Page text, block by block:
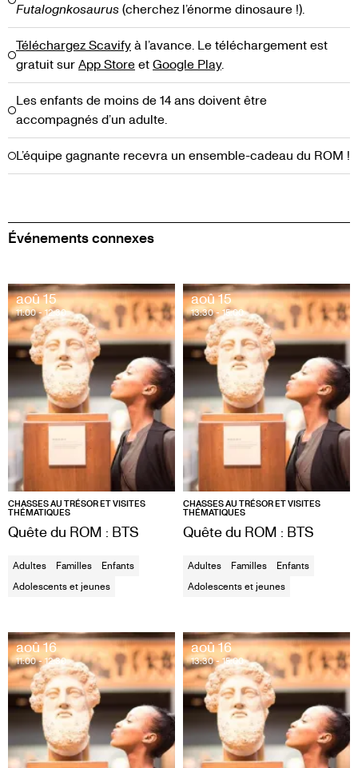
Futalognkosaurus (cherchez l’énorme dinosaure !).
Téléchargez Scavify à l’avance. Le téléchargement est
gratuit sur App Store et Google Play.
Les enfants de moins de 14 ans doivent être
accompagnés d’un adulte.
L’équipe gagnante recevra un ensemble-cadeau du ROM !
Événements connexes
aoû 15
11:00 - 12:30
CHASSES AU TRÉSOR ET VISITES
THÉMATIQUES
Quête du ROM : BTS
Adultes Familles
Enfants
Adolescents et jeunes
aoû 15
13:30 - 15:00
CHASSES AU TRÉSOR ET VISITES
THÉMATIQUES
Quête du ROM : BTS
Adultes Familles
Enfants
Adolescents et jeunes
aoû 16
11:00 - 12:30
aoû 16
13:30 - 15:00